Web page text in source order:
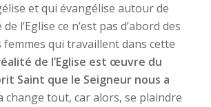
et qui évangélise autour de
l’Eglise ce n’est pas d’abord des
femmes qui travaillent dans cette
de l’Eglise est œuvre du
Saint que le Seigneur nous a
change tout, car alors, se plaindre